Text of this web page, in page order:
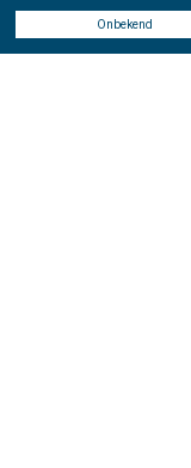
Onbekend